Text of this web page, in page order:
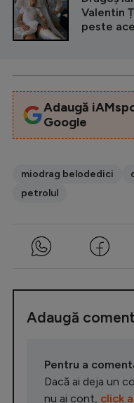
Valentin
peste
Adaugă
Google
miodrag belodedici
petrolul
Adaugă
Pentru a
Dacă ai deja un
nu ai cont, click